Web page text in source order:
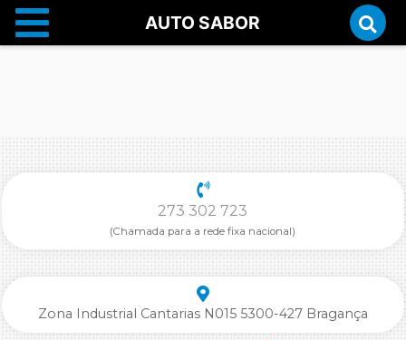
AUTO SABOR
273 302 723
(Chamada para a rede fixa nacional)
Zona Industrial Cantarias N015 5300-427 Bragança